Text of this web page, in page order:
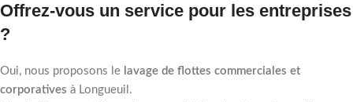
Offrez-vous un service pour les entreprises
?
Oui, nous proposons le lavage de flottes commerciales et
corporatives à Longueuil.